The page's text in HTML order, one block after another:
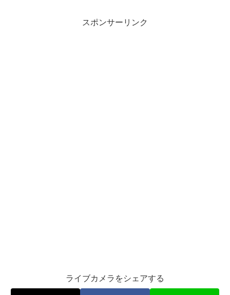
スポンサーリンク
ライブカメラをシェアする